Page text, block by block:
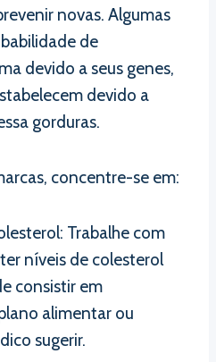
novas. Algumas
de
devido a seus genes,
devido a
gorduras.
concentre-se em:
Trabalhe com
níveis de colesterol
consistir em
alimentar ou
sugerir.